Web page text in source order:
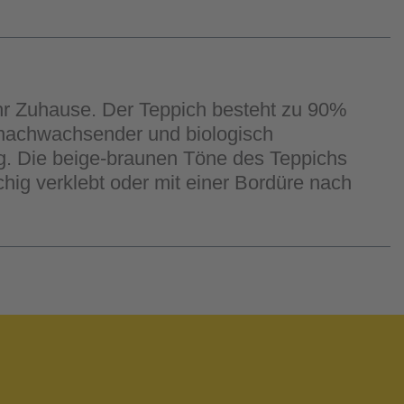
Zuhause. Der Teppich besteht zu 90%
und biologisch
Die beige-braunen Töne des Teppichs
verklebt oder mit einer Bordüre nach